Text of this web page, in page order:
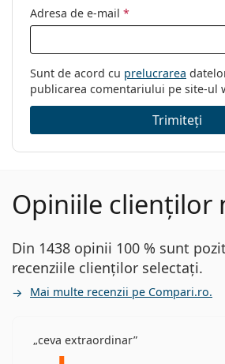
Adresa de e-mail *
Sunt de acord cu prelucrarea
publicarea comentariului pe site-ul
Trimiteți
Opiniile clienților
Din 1438 opinii 100 % sunt
recenziile clienților selectați.
Mai multe recenzii pe Compari.ro.
ceva extraordinar